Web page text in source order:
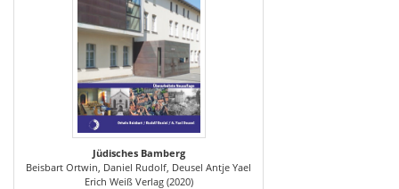
Jüdisches Bamberg
Beisbart Ortwin, Daniel Rudolf, Deusel Antje Yael
Erich Weiß Verlag (2020)